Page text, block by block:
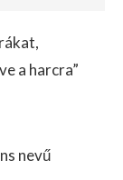
a harcra”
nevű